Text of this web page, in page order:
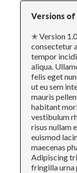
Versions of
✭ Version
consectetur
tempor
aliqua.
felis eget
ut eu sem
mauris
habitant
vestibulum
risus nullam
euismod
maecenas
Adipiscing
fringilla urna